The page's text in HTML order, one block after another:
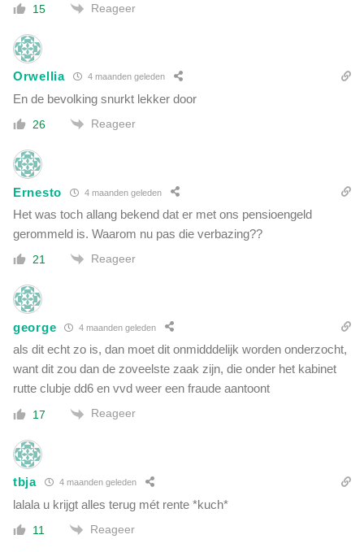
15 Reageer
Orwellia 4 maanden geleden
En de bevolking snurkt lekker door
26 Reageer
Ernesto 4 maanden geleden
Het was toch allang bekend dat er met ons pensioengeld
gerommeld is. Waarom nu pas die verbazing??
21 Reageer
george 4 maanden geleden
als dit echt zo is, dan moet dit onmidddelijk worden onderzocht,
want dit zou dan de zoveelste zaak zijn, die onder het kabinet
rutte clubje dd6 en vvd weer een fraude aantoont
17 Reageer
tbja 4 maanden geleden
lalala u krijgt alles terug mét rente *kuch*
11 Reageer